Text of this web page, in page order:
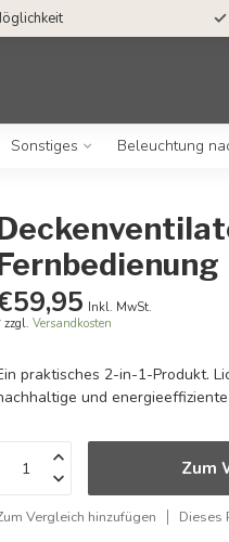
Sonstiges Beleuchtung
Inkl. MwSt.
zzgl.Versandkosten
praktisches 2-in-1-Produkt.
und
Zum
Vergleich hinzufügen Dieses